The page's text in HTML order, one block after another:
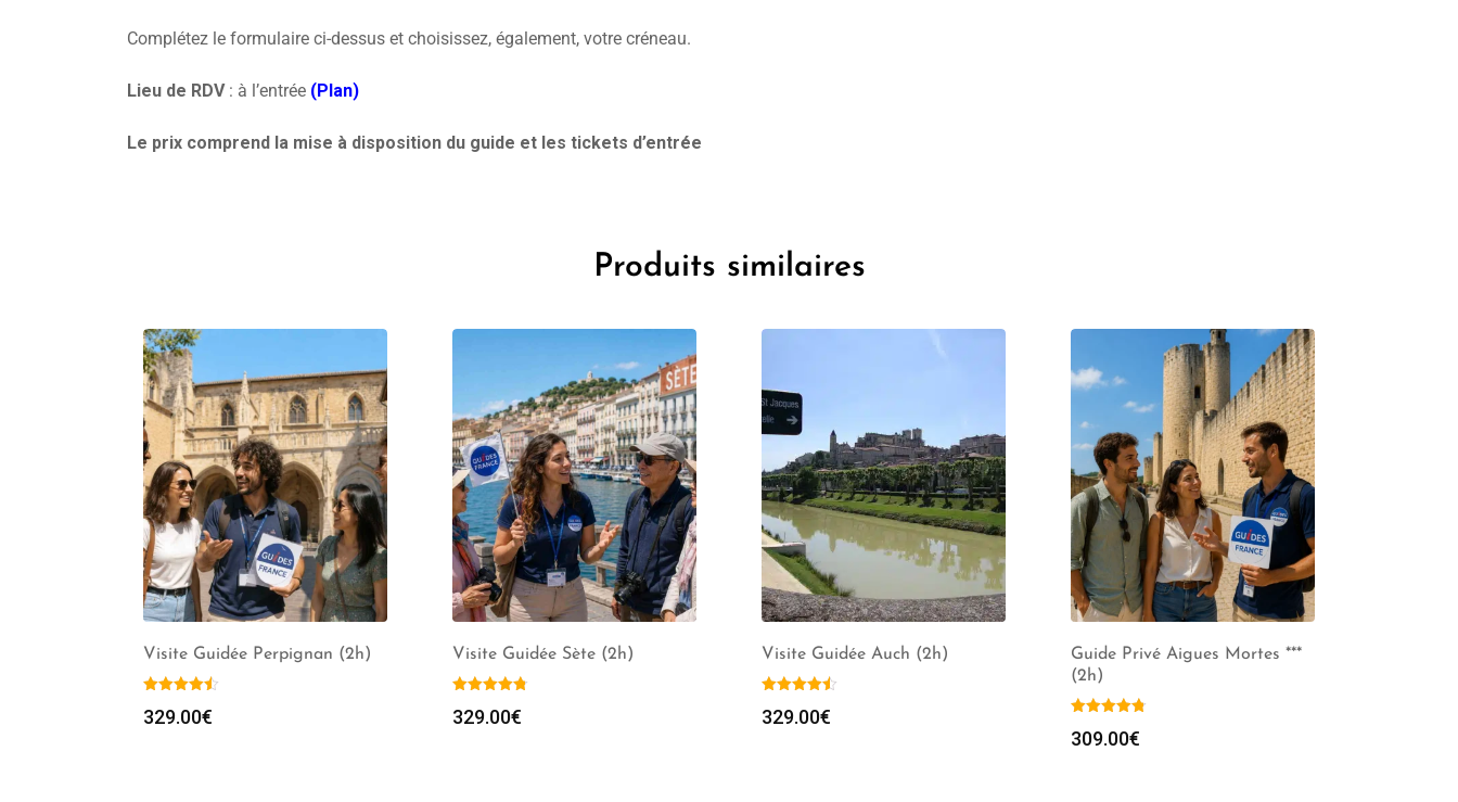
Complétez le formulaire ci-dessus et choisissez, également, votre créneau.
Lieu de RDV: à l’entrée (Plan)
Le prix comprend la mise à disposition du guide et les tickets d’entrée
Produits similaires
Visite Guidée Perpignan (2h)
329.00€
Visite Guidée Sète (2h)
329.00€
Visite Guidée Auch (2h)
329.00€
Guide Privé Aigues Mortes ***
(2h)
309.00€